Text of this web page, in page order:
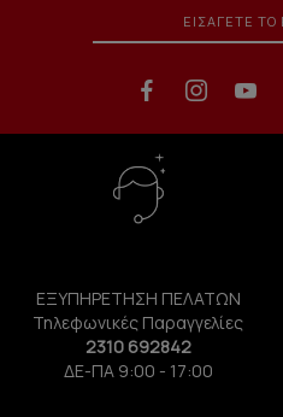
ΕΞΥΠΗΡΕΤΗΣΗ ΠΕΛΑΤΩΝ
Τηλεφωνικές Παραγγελίες
2310 692842
ΔΕ-ΠΑ 9:00 - 17:00